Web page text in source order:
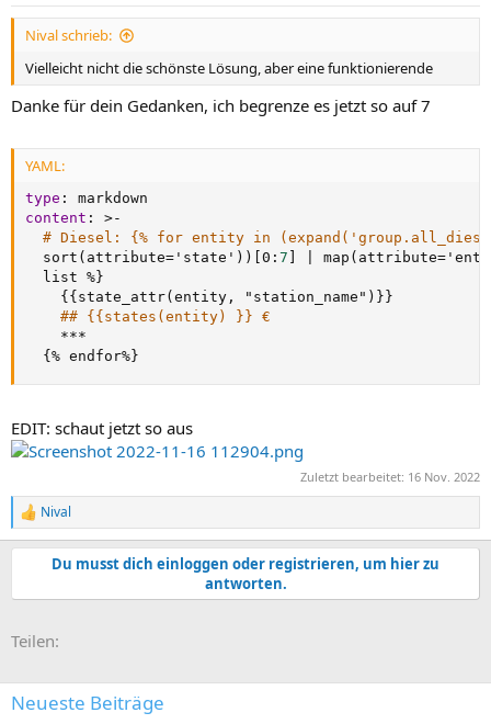
n
Nival schrieb:
Vielleicht nicht die schönste Lösung, aber eine funktionierende
Danke für dein Gedanken, ich begrenze es jetzt so auf 7
YAML:
type :
content : >-
# Diesel: {% for entity in
  sort(attribute='state'))
0 : 7
  list %
}
{ { state_attr(entity , "station_name") } }
## {{states(entity) }} €
    ***
{ % endfor% }
EDIT: schaut jetzt so aus
Zuletzt bearbeitet: 16 Nov. 2022
R
e
a
n
:
Nival
Du musst dich einloggen oder registrieren, um hier zu
antworten.
Teilen:
Neueste Beiträge